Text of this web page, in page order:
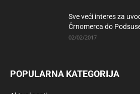
Sve veći interes za
Črnomerca do
02/02/2017
POPULARNA KATEGORIJA